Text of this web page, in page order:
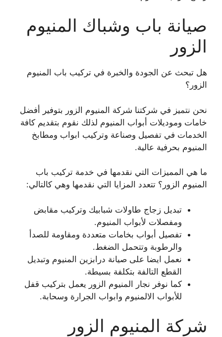
صيانة باب وشباك المنيوم
الزور
هل تبحث عن الجودة والخبرة في تركيب باب المنيوم
الزور؟
نحن نتميز في شركتنا شركة المنيوم الزور بتوفير أفضل
خامات وموديلات أبواب المنيوم لذلك نقوم بتقديم كافة
الخدمات في تفصيل وصناعة وتركيب ابواب ومطابخ
المنيوم بحرفية عالية.
ما هي المميزات التي نقدمها في خدمة تركيب باب
المنيوم الزور؟ تتعدد المزايا التي نقدمها وهي كالتالي:
تبديل زجاج طاولات شبابيك وتركيب مقابض
ومفصلات لأبواب المنيوم.
تفصيل أبواب بخامات متعددة ومقاومة للصدأ
والرطوبة وتتحمل الضغط.
نعمل ايضا على صيانة درابزين المنيوم وتبديل
القطع التالفة بتكلفة بسيطة.
كما نوفر نجار المنيوم الزور يعمل بتركيب قفل
للأبواب الالمنيوم وابواب الجرارة وسحابة.
شركة المنيوم الزور